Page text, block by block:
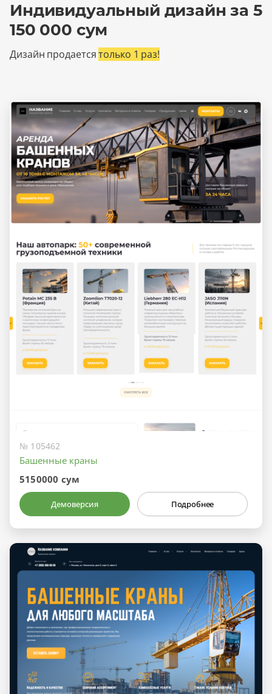
Индивидуальный дизайн за 5
150 000 сум
Дизайн продаетсятолько 1 раз!
№ 105462
Башенные краны
5150000 сум
Демоверсия Подробнее